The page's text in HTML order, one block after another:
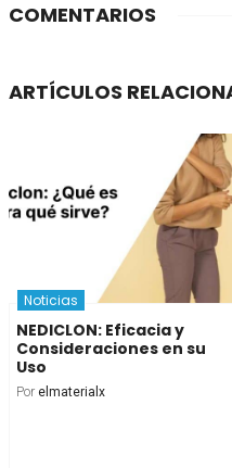
COMENTARIOS
ARTÍCULOS
Noticias
NEDICLON: Eficacia y
Consideraciones en su
Uso
Por elmaterialx